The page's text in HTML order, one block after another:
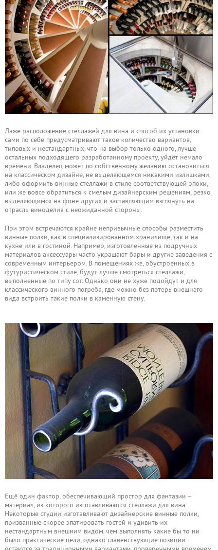
Даже расположение стеллажей для вина и способ их установки
сами по себе предусматривают такое количество вариантов,
типовых и нестандартных, что на выбор только одного, лучше
остальных подходящего разработанному проекту, уйдёт немало
времени. Владелец может по собственному желанию остановиться
на классическом дизайне, не выделяющемся никакими излишками,
либо оформить винные стеллажи в стиле соответствующей эпохи,
или же вовсе обратиться к смелым дизайнерским решениям, резко
выделяющимся на фоне других и заставляющим взглянуть на
отрасль виноделия с неожиданной стороны.
При этом встречаются крайне непривычные способы разместить
винные полки, как в специализированном хранилище, так и на
кухне или в гостиной. Например, изготовленные из подручных
материалов аксессуары часто украшают бары и другие заведения с
современным интерьером. В помещениях же, обустроенных в
футуристическом стиле, будут лучше смотреться стеллажи,
выполненные по типу сот. Однако они не хуже подойдут и для
классического винного погреба, где можно без потерь внешнего
вида встроить такие полки в каменную стену.
Ещё один фактор, обеспечивающий простор для фантазии –
материал, из которого изготавливаются стеллажи для вина.
Некоторые студии изготавливают дизайнерские винные полки,
призванные скорее эпатировать гостей и удивить их
нестандартным внешним видом, чем выполнять какие бы то ни
было практические цели, однако главенствующие позиции